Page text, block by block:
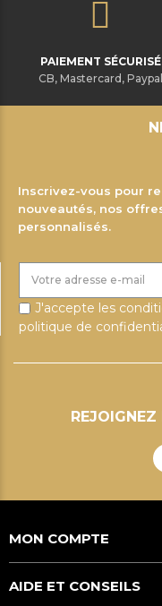
PAIEMENT SÉCURISÉ
CB, Mastercard, Paypal
Inscrivez-vous pour
nouveautés, nos
personnalisés.
J'accepte les
politique de
MON COMPTE
AIDE ET CONSEILS